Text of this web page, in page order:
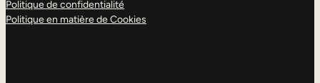
Politique de confidentialité
Politique en matière de Cookies